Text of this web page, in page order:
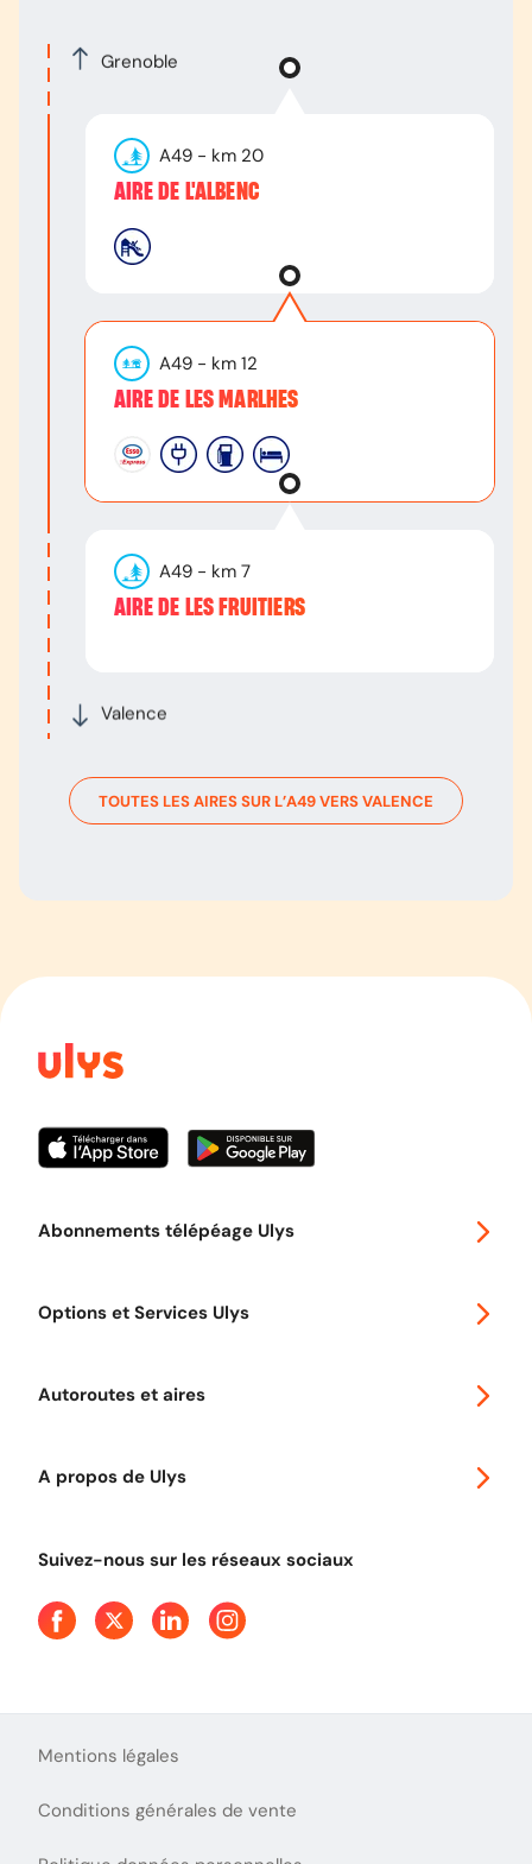
Grenoble
Valence
A49 - km 20
AIRE DE L'ALBENC
A49 - km 12
AIRE DE LES MARLHES
A49 - km 7
AIRE DE LES FRUITIERS
TOUTES LES AIRES SUR L’A49VERSVALENCE
Abonnements télépéage Ulys
Options et Services Ulys
Autoroutes et aires
A propos de Ulys
Presse
Suivez-nous sur les réseaux sociaux
Mentions légales
Conditions générales de vente